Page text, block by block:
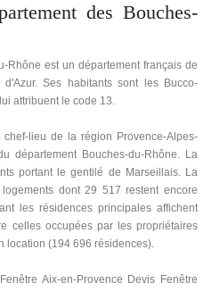
des Bouches-
Rhône est un département français de
d'Azur. Ses habitants sont les Bucco-
attribuent le code 13.
lieu de la région Provence-Alpes-
département Bouches-du-Rhône. La
portant le gentilé de Marseillais. La
dont 29 517 restent encore
les résidences principales affichent
celles occupées par les propriétaires
location (194 696 résidences).
Aix-en-Provence Devis Fenêtre